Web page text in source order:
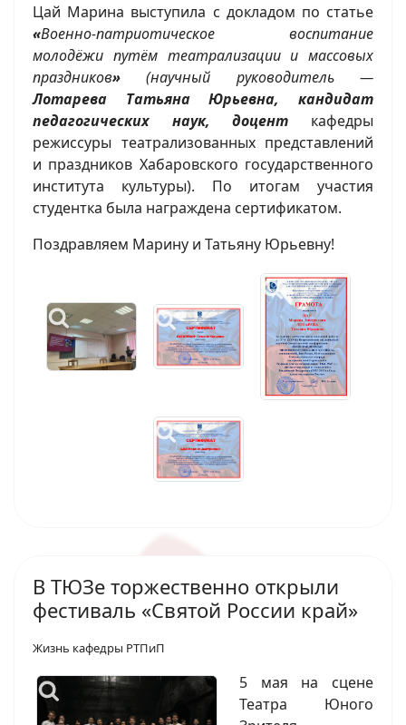
Цай Марина выступила с докладом по статье
«Военно-патриотическое воспитание
молодёжи путём театрализации и массовых
праздников» (научный руководитель —
Лотарева Татьяна Юрьевна, кандидат
педагогических наук, доцент кафедры
режиссуры театрализованных представлений
и праздников Хабаровского государственного
института культуры). По итогам участия
студентка была награждена сертификатом.
Поздравляем Марину и Татьяну Юрьевну!
В ТЮЗе торжественно открыли
фестиваль «Святой России край»
Жизнь кафедры РТПиП
5 мая на сцене
Театра Юного